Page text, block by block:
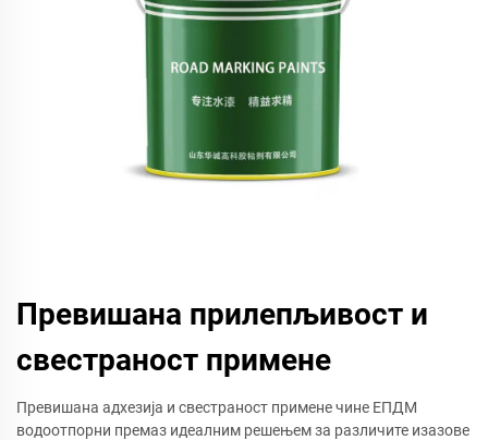
Превишана прилепљивост и
свестраност примене
Превишана адхезија и свестраност примене чине ЕПДМ
водоотпорни премаз идеалним решењем за различите изазове